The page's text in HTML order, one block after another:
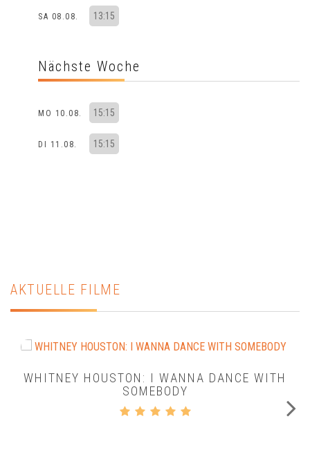
SA 08.08. 13:15
Nächste Woche
MO 10.08. 15:15
DI 11.08. 15:15
AKTUELLE FILME
WHITNEY HOUSTON: I WANNA DANCE WITH
SOMEBODY